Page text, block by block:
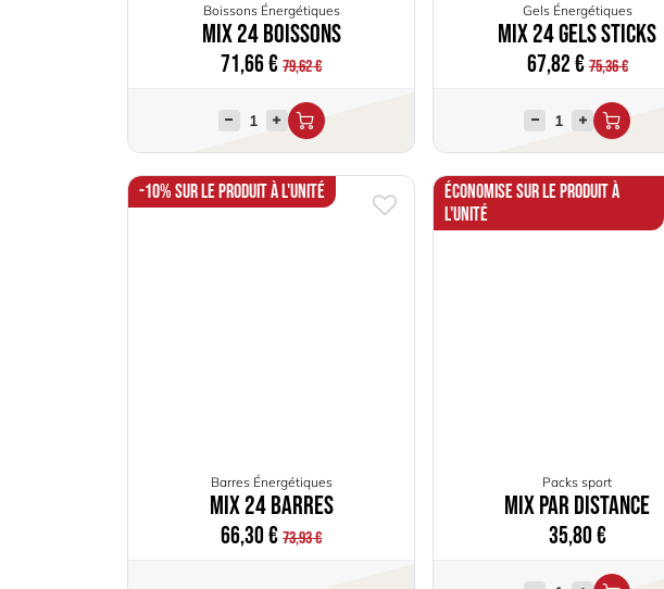
Boissons Énergétiques
Mix 24 Boissons
71,66€ 79,62€
Gels Énergétiques
Mix 24 Gels Sticks
67,82€ 75,36€
-10% sur le produit à l'unité
Barres Énergétiques
Mix 24 Barres
66,30€ 73,93€
Économise sur le produit à
l'unité
Packs sport
Mix par distance
35,80€